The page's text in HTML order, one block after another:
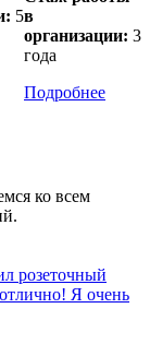
5в
организации: 3
года
Подробнее
ко всем
розеточный
Я очень